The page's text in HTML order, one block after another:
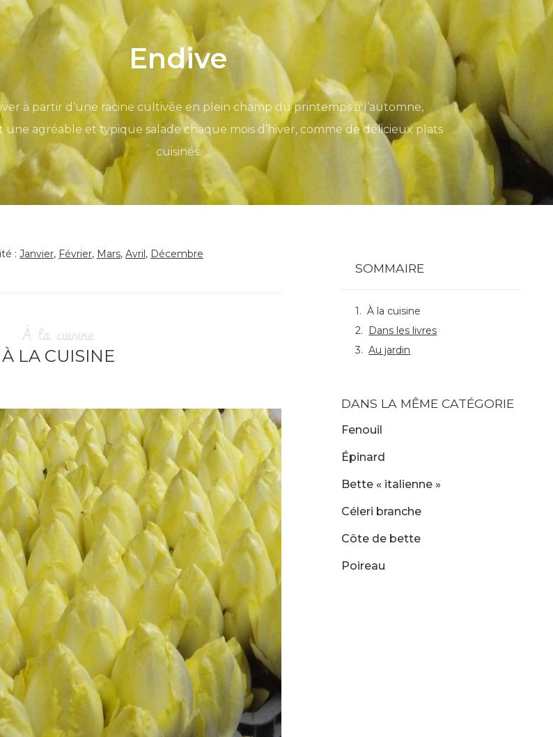
Endive
à partir d’une racine cultivée en plein champ du printemps à l’automne,
une agréable et typique salade chaque mois d’hiver, comme de délicieux plats
cuisinés.
: Janvier, Février, Mars, Avril, Décembre
À la cuisine
À LA CUISINE
SOMMAIRE
À la cuisine
Dans les livres
Au jardin
DANS LA MÊME CATÉGORIE
Fenouil
Épinard
Bette « italienne »
Céleri branche
Côte de bette
Poireau